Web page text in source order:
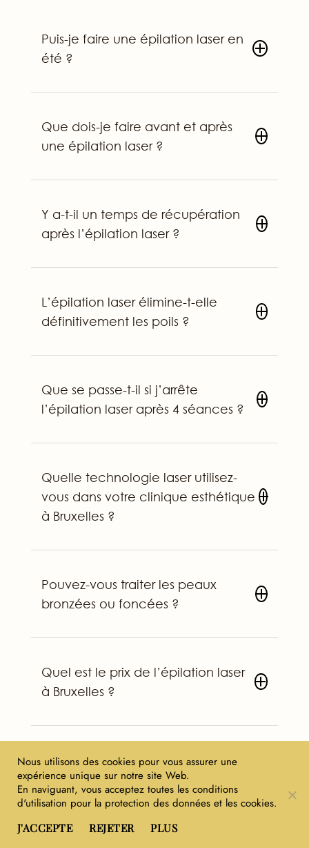
Puis-je faire une épilation laser en
été ?
Que dois-je faire avant et après
une épilation laser ?
Y a-t-il un temps de récupération
après l’épilation laser ?
L’épilation laser élimine-t-elle
définitivement les poils ?
Que se passe-t-il si j’arrête
l’épilation laser après 4 séances ?
Quelle technologie laser utilisez-
vous dans votre clinique esthétique
à Bruxelles ?
Pouvez-vous traiter les peaux
bronzées ou foncées ?
Quel est le prix de l’épilation laser
à Bruxelles ?
Pourquoi choisir MV BEAUTY
ART, votre institut de beauté à
Bruxelles, pour une épilation
Nous utilisons des cookies pour vous assurer une
expérience unique sur notre site Web.
En naviguant, vous acceptez toutes les conditions
d'utilisation pour la protection des données et les cookies.
J'ACCEPTE REJETER PLUS